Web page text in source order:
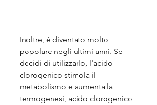
Inoltre, è diventato molto
popolare negli ultimi anni. Se
decidi di utilizzarlo, l'acido
clorogenico stimola il
metabolismo e aumenta la
termogenesi, acido clorogenico